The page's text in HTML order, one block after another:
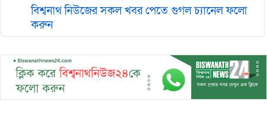
বিশ্বনাথ নিউজের সকল খবর পেতে গুগল চ‌্যানেল ফলো
করুন